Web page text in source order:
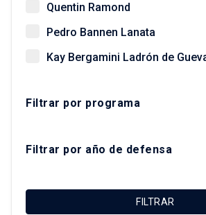
Quentin Ramond
Pedro Bannen Lanata
Kay Bergamini Ladrón de
Óscar Figueroa Monsalve
Macarena Ibarra Alonso
Christian Matus Madrid
Filtrar por programa
Filtrar por año de defensa
FILTRAR